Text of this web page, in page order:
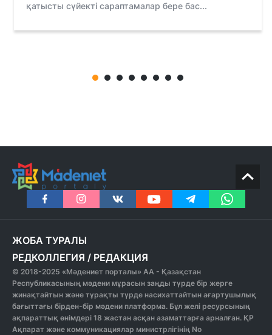
қатысты сүйекті сараптамалар бере бас...
ЖОБА ТУРАЛЫ
РЕДКОЛЛЕГИЯ / РЕДАКЦИЯ
© 2018-2025 «Мәдениет порталы» АА - Қазақстан
Республикасының мәдени мұрасын заңды түрде бір жерге
жинақтайтын және тұрақты түрде насихаттайтын ағартушылық
бағыттағы бірден-бір мәдени платформа. Бұл желі ресурсының
ақпараттық өнімдері 18 жастан асқан азаматтарға арналған. ҚР
Ақпарат және коммуникациялар министрлігінің No